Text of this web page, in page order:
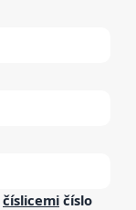
číslicemi číslo